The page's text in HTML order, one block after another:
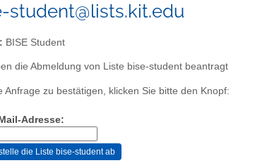
student@lists.kit.edu
BISE Student
die Abmeldung von Liste bise-student beantragt
Anfrage zu bestätigen, klicken Sie bitte den Knopf:
Adresse: